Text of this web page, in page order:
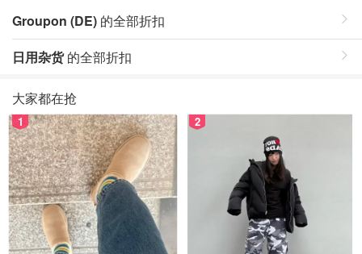
Groupon (DE) 的全部折扣
日用杂货的全部折扣
大家都在抢
1 2